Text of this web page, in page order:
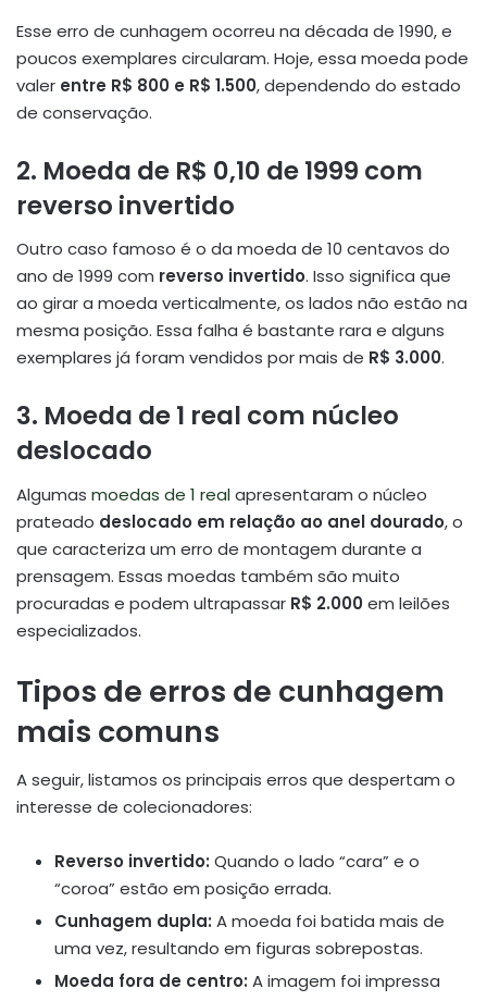
Esse erro de cunhagem ocorreu na década de 1990, e
poucos exemplares circularam. Hoje, essa moeda pode
valer entre R$ 800 e R$ 1.500, dependendo do estado
de conservação.
2. Moeda de R$ 0,10 de 1999 com
reverso invertido
Outro caso famoso é o da moeda de 10 centavos do
ano de 1999 com reverso invertido. Isso significa que
ao girar a moeda verticalmente, os lados não estão na
mesma posição. Essa falha é bastante rara e alguns
exemplares já foram vendidos por mais de R$ 3.000.
3. Moeda de 1 real com núcleo
deslocado
Algumas moedas de 1 realapresentaram o núcleo
prateado deslocado em relação ao anel dourado, o
que caracteriza um erro de montagem durante a
prensagem. Essas moedas também são muito
procuradas e podem ultrapassar R$ 2.000em leilões
especializados.
Tipos de erros de cunhagem
mais comuns
A seguir, listamos os principais erros que despertam o
interesse de colecionadores:
Reverso invertido: Quando o lado “cara” e o
“coroa” estão em posição errada.
Cunhagem dupla: A moeda foi batida mais de
uma vez, resultando em figuras sobrepostas.
Moeda fora de centro: A imagem foi impressa